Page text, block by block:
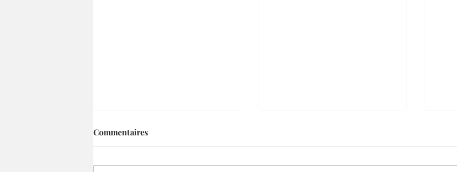
Commentaires